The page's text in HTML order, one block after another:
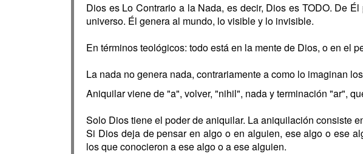
Dios es Lo Contrario a la Nada, es decir, Dios es TODO. De
universo. Él genera al mundo, lo visible y lo invisible.
En términos teológicos: todo está en la mente de Dios, o en el
La nada no genera nada, contrariamente a como lo imaginan
Aniquilar viene de "a", volver, "nihil", nada y terminación "ar",
Solo Dios tiene el poder de aniquilar. La aniquilación consiste
Si Dios deja de pensar en algo o en alguien, ese algo o ese
los que conocieron a ese algo o a ese alguien.